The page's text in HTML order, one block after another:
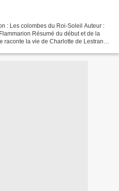
: Les colombes du Roi-Soleil Auteur :
Résumé du début et de la
raconte la vie de Charlotte de Lestrange